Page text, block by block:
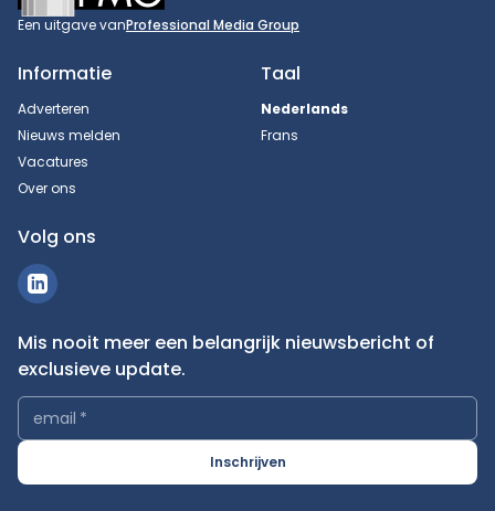
Een uitgave vanProfessional Media Group
Informatie
Adverteren
Nieuws melden
Vacatures
Over ons
Taal
Nederlands
Frans
Volg ons
Mis nooit meer een belangrijk nieuwsbericht of
exclusieve update.
email *
Inschrijven